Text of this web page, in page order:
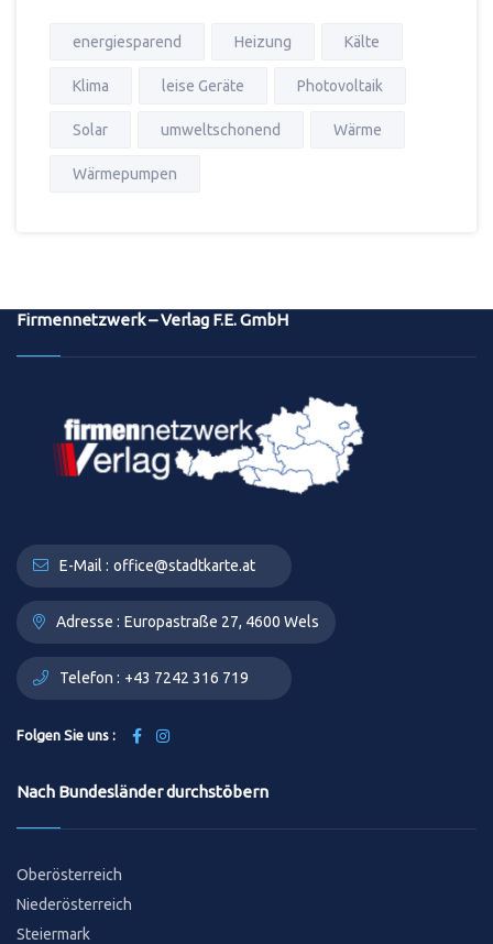
energiesparend Heizung Kälte
Klima leise Geräte Photovoltaik
Solar umweltschonend Wärme
Wärmepumpen
Firmennetzwerk – Verlag F.E. GmbH
E-Mail : office@stadtkarte.at
Adresse : Europastraße 27, 4600 Wels
Telefon : +43 7242 316 719
Folgen Sie uns :
Nach Bundesländer durchstöbern
Oberösterreich
Niederösterreich
Steiermark